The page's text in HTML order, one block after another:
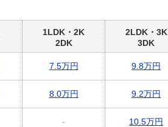
1LDK・2K
2DK
2LDK・3K
3DK
7.5万円 9.8万円
8.0万円 9.2万円
- 10.5万円